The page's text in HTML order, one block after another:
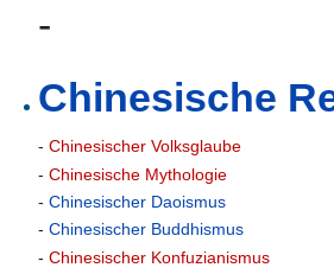
-
Chinesische
-Chinesischer Volksglaube
-Chinesische Mythologie
-Chinesischer Daoismus
-Chinesischer Buddhismus
-Chinesischer Konfuzianismus